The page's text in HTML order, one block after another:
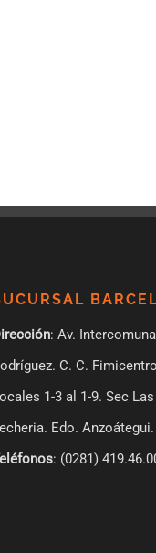
: Av.
C. C.
1-3 al 1-9.Sec
Edo. Anzoátegui.
: (0281)